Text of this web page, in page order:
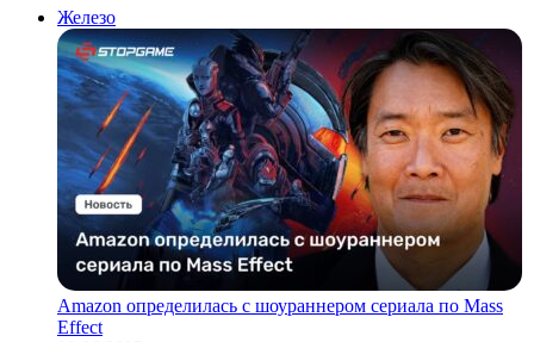
Железо
Amazon определилась с шоураннером сериала по Mass
Effect